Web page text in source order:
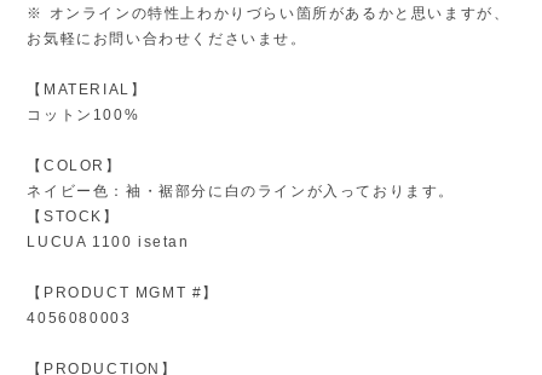
※ オンラインの特性上わかりづらい箇所があるかと思いますが、
お気軽にお問い合わせくださいませ。
【MATERIAL】
コットン100%
【COLOR】
ネイビー色：袖・裾部分に白のラインが入っております。
【STOCK】
LUCUA 1100 isetan
【PRODUCT MGMT #】
4056080003
【PRODUCTION】